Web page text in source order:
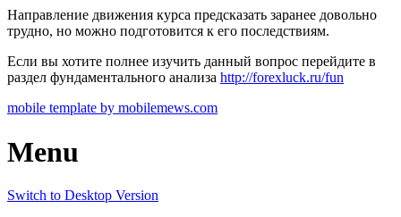
Направление движения курса предсказать заранее довольно
трудно, но можно подготовится к его последствиям.
Если вы хотите полнее изучить данный вопрос перейдите в
раздел фундаментального анализа http://forexluck.ru/fun
mobile template by mobilemews.com
Menu
Switch to Desktop Version